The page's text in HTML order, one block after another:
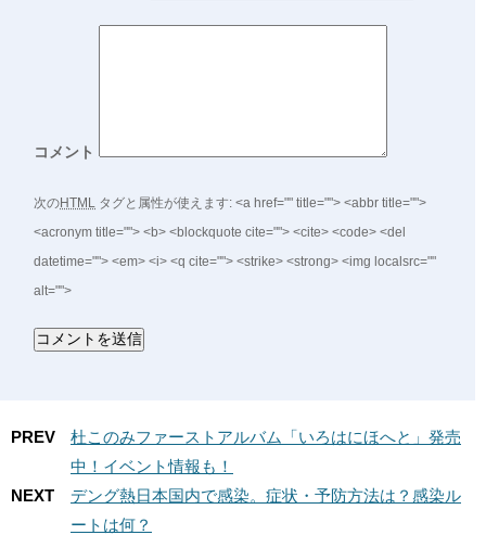
コメント
次のHTML タグと属性が使えます: <a href="" title=""> <abbr title="">
<acronym title=""> <b> <blockquote cite=""> <cite> <code> <del
datetime=""> <em> <i> <q cite=""> <strike> <strong> <img localsrc=""
alt="">
PREV
杜このみファーストアルバム「いろはにほへと」発売
中！イベント情報も！
NEXT
デング熱日本国内で感染。症状・予防方法は？感染ル
ートは何？